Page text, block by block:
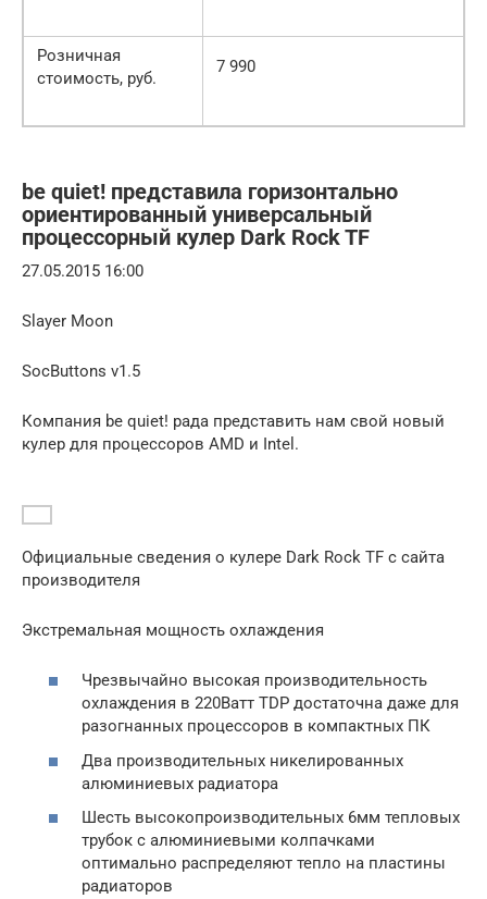
Розничная
стоимость, руб.
7 990
be quiet! представила горизонтально
ориентированный универсальный
процессорный кулер Dark Rock TF
27.05.2015 16:00
Slayer Moon
SocButtons v1.5
Компания be quiet! рада представить нам свой новый
кулер для процессоров AMD и Intel.
Официальные сведения о кулере Dark Rock TF с сайта
производителя
Экстремальная мощность охлаждения
Чрезвычайно высокая производительность
охлаждения в 220Ватт TDP достаточна даже для
разогнанных процессоров в компактных ПК
Два производительных никелированных
алюминиевых радиатора
Шесть высокопроизводительных 6мм тепловых
трубок с алюминиевыми колпачками
оптимально распределяют тепло на пластины
радиаторов